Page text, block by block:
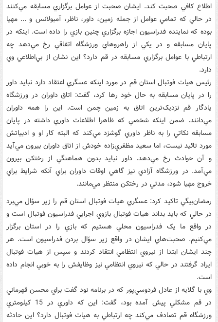
اطلاع کافي صحبت کند. ايشان صحبت از عوامل برگزاري مسابقه مي‌کنند
در حالي که تمامي عوامل از جمله زمين، داور، ناظر، آمبولانس و ... مهيا
بوده که نماينده فدراسيون اجازه برگزاري چنين بازي را داده است. اينکه در
پايان مسابقه و در يکي از راهروهاي ورزشگاه اتفاقي رخ مي‌دهد چه
ارتباطي با عوامل برگزاري مسابقه در قم دارد؟ اين نشان از بي‌اطلاعي وي
دارد.
رئيس هيات فوتبال استان قم در مورد اينکه عسگري اعتقاد دارد نبايد داور
را در پايان مسابقه به حال خود رها کرد، گفت: اتاق داوران در ورزشگاه
يادگار قم نزديک‌ترين اتاق به زمين چمن است. اين را همه داوران
مي‌دانند. ضمن اينکه شخصي که ظاهرا اطلاعات داوري داشته در پايان
مسابقه نکاتي را به ناظر داوري گوشزد مي‌کند که البته کار او و ادبياتش
مورد تائيد نيست، اما سعيد مظفري‌زاده خودش از اتاق داوران بيرون مي‌آيد
و آن حوادث رخ مي‌دهد. داور نبايد بدون هماهنگي از رختکن بيرون
مي‌آمد. در ورزشگاه آزادي نيز گاهي اوقات داوران براي آنکه شرايط براي
خروج مهيا شود، مدتي در رختکن منتظر مي‌مانند.
رمضان‌بيگي تاکيد کرد: عسگري هيات فوتبال استان قم را زير سؤال مي‌برد
در حالي که بايد بداند هيات فوتبال بازوي اجرايي فدراسيون فوتبال است و
در واقع ما يک فدراسيون محلي هستيم که بازي را در استان برگزار
مي‌کنيم. صحبت‌هاي ايشان در واقع زير سؤال بردن فدراسيون است. هر
چند ايشان ابتدا از نيروي انتظامي انتقاد کردند و سپس از هيات فوتبال
ايراد گرفتند در حالي که نيروي انتظامي نيز وظايفش را به خوبي انجام داده
است.
وي با گلايه از عادل فردوسي‌پور که در برنامه نود گفت براي محسن قهرماني
در قم مشکلي پيش آمده بود، گفت: اين که داوري در 15 کيلومتري
ورزشگاه قم تصادف مي‌کند چه ارتباطي به هيات فوتبال دارد؟ اين حادثه